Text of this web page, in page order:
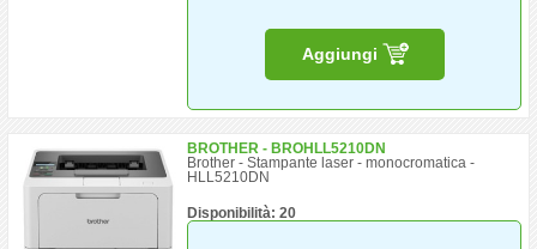
Aggiungi
BROTHER - BROHLL5210DN
Brother - Stampante laser - monocromatica -
HLL5210DN
Disponibilità: 20